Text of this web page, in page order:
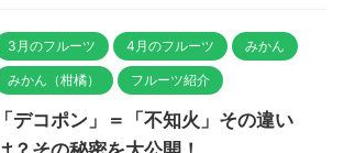
3月のフルーツ 4月のフルーツ みかん
みかん（柑橘） フルーツ紹介
「デコポン」＝「不知火」その違い